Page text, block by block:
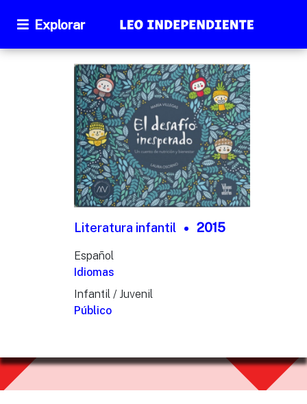
Explorar
Literatura infantil 2015
Español
Idiomas
Infantil / Juvenil
Público